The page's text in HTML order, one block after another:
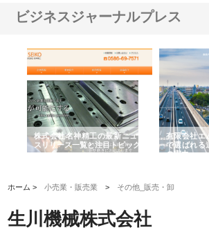
ビジネスジャーナルプレス
株式会社名神精工の最新ニュー
スリリース一覧と注目トピック
有限会社エ
で選ばれる
の実力
ホーム >小売業・販売業 > その他_販売・卸
生川機械株式会社